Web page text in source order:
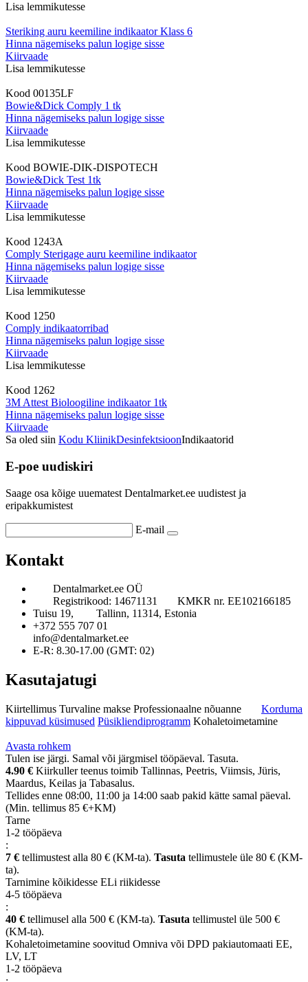
Lisa lemmikutesse
Steriking auru keemiline indikaator Klass 6
Hinna nägemiseks palun logige sisse
Kiirvaade
Lisa lemmikutesse
Kood 00135LF
Bowie&Dick Comply 1 tk
Hinna nägemiseks palun logige sisse
Kiirvaade
Lisa lemmikutesse
Kood BOWIE-DIK-DISPOTECH
Bowie&Dick Test 1tk
Hinna nägemiseks palun logige sisse
Kiirvaade
Lisa lemmikutesse
Kood 1243A
Comply Sterigage auru keemiline indikaator
Hinna nägemiseks palun logige sisse
Kiirvaade
Lisa lemmikutesse
Kood 1250
Comply indikaatorribad
Hinna nägemiseks palun logige sisse
Kiirvaade
Lisa lemmikutesse
Kood 1262
3M Attest Bioloogiline indikaator 1tk
Hinna nägemiseks palun logige sisse
Kiirvaade
Sa oled siin Kodu KliinikDesinfektsioonIndikaatorid
E-poe uudiskiri
Saage osa kõige uuematest Dentalmarket.ee uudistest ja
eripakkumistest
E-mail
Kontakt
Dentalmarket.ee OÜ
Registrikood: 14671131
KMKR nr. EE102166185
Tuisu 19,
Tallinn, 11314, Estonia
+372 555 707 01
info@dentalmarket.ee
E-R: 8.30-17.00 (GMT: 02)
Kasutajatugi
Kiirtellimus Turvaline makse Professionaalne nõuanne
Korduma
kippuvad küsimused Püsikliendiprogramm Kohaletoimetamine
Avasta rohkem
Tulen ise järgi. Samal või järgmisel tööpäeval. Tasuta.
4.90 € Kiirkuller teenus toimib Tallinnas, Peetris, Viimsis, Jüris,
Maardus, Keilas ja Tabasalus.
Tellides enne 08:00, 11:00 ja 14:00 saab pakid kätte samal päeval.
(Min. tellimus 85 €+KM)
Tarne
1-2 tööpäeva
:
7 € tellimustest alla 80 € (KM-ta). Tasuta tellimustele üle 80 € (KM-
ta).
Tarnimine kõikidesse ELi riikidesse
4-5 tööpäeva
:
40 € tellimusel alla 500 € (KM-ta). Tasuta tellimustel üle 500 €
(KM-ta).
Kohaletoimetamine soovitud Omniva või DPD pakiautomaati EE,
LV, LT
1-2 tööpäeva